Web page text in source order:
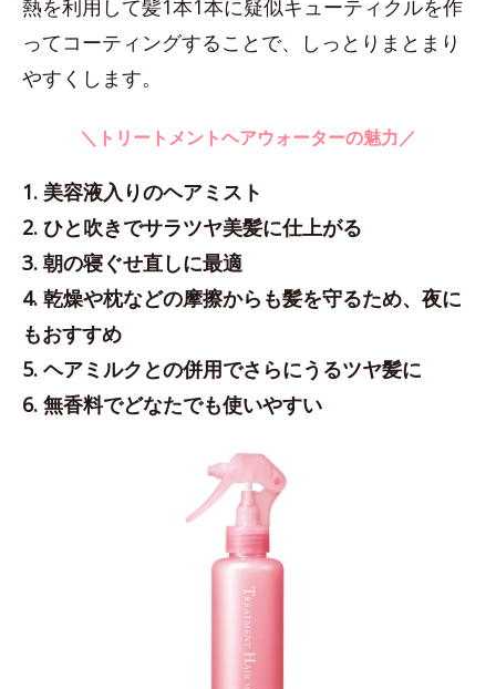
熱を利用して髪1本1本に疑似キューティクルを作
ってコーティングすることで、しっとりまとまり
やすくします。
＼トリートメントヘアウォーターの魅力／
1. 美容液入りのヘアミスト
2. ひと吹きでサラツヤ美髪に仕上がる
3. 朝の寝ぐせ直しに最適
4. 乾燥や枕などの摩擦からも髪を守るため、夜に
もおすすめ
5. ヘアミルクとの併用でさらにうるツヤ髪に
6. 無香料でどなたでも使いやすい